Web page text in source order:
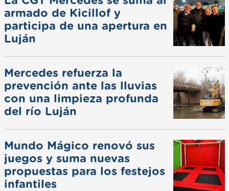
armado de Kicillof y
participa de una apertura en
Luján
Mercedes refuerza la
prevención ante las lluvias
con una limpieza profunda
del río Luján
Mundo Mágico renovó sus
juegos y suma nuevas
propuestas para los festejos
infantiles